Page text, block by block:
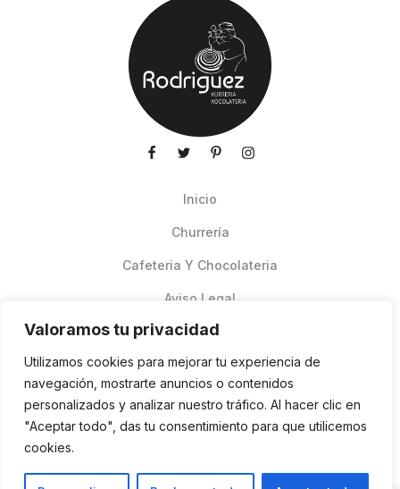
Valoramos tu privacidad
Utilizamos cookies para mejorar tu experiencia de
navegación, mostrarte anuncios o contenidos
personalizados y analizar nuestro tráfico. Al hacer clic en
"Aceptar todo", das tu consentimiento para que utilicemos
cookies.
Inicio
Churrería
Cafeteria Y Chocolateria
Aviso Legal
Pedidos Online Glovo
Contacto